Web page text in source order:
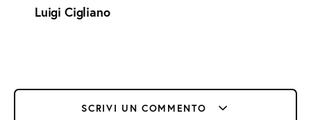
Luigi Cigliano
SCRIVI UN COMMENTO